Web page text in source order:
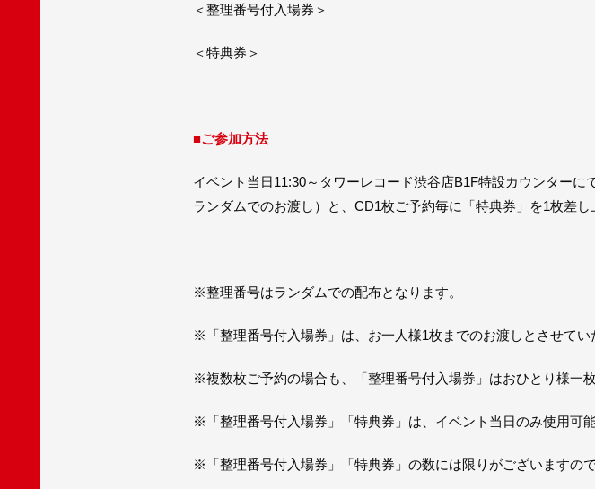
＜整理番号付入場券＞
＜特典券＞
■ご参加方法
イベント当日11:30～タワーレコード渋谷店B1F特設カウンター
ランダムでのお渡し）と、CD1枚ご予約毎に「特典券」を1枚差し
※整理番号はランダムでの配布となります。
※「整理番号付入場券」は、お一人様1枚までのお渡しとさせてい
※複数枚ご予約の場合も、「整理番号付入場券」はおひとり様一
※「整理番号付入場券」「特典券」は、イベント当日のみ使用可能
※「整理番号付入場券」「特典券」の数には限りがございますの